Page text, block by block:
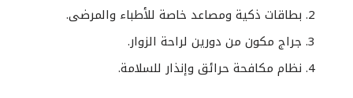
بطاقات ذكية ومصاعد خاصة للأطباء والمرضى.
جراج مكون من دورين لراحة الزوار.
نظام مكافحة حرائق وإنذار للسلامة.